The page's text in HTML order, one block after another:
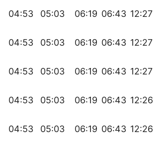
04:53 05:03 06:19 06:43 12:27
04:53 05:03 06:19 06:43 12:27
04:53 05:03 06:19 06:43 12:27
04:53 05:03 06:19 06:43 12:26
04:53 05:03 06:19 06:43 12:26